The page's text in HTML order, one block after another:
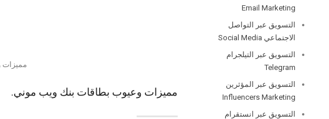
مميزات
مميزات وعيوب بطاقات بنك ويب موني.
Email Marketing
التسويق عبر التواصل
الاجتماعي Social Media
التسويق عبر التيلجرام
Telegram
التسويق عبر المؤثرين
Influencers Marketing
التسويق عبر انستقرام